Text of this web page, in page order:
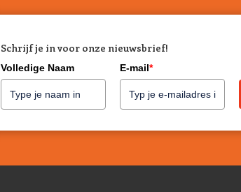
Schrijf je in voor onze nieuwsbrief!
Volledige Naam E-mail*